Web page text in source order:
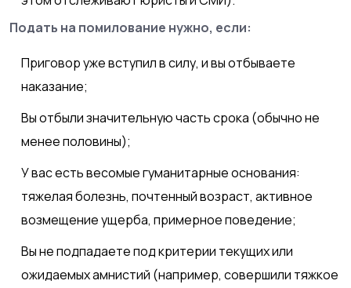
Подать на помилование нужно, если:
Приговор уже вступил в силу, и вы отбываете
наказание;
Вы отбыли значительную часть срока (обычно не
менее половины);
У вас есть весомые гуманитарные основания:
тяжелая болезнь, почтенный возраст, активное
возмещение ущерба, примерное поведение;
Вы не подпадаете под критерии текущих или
ожидаемых амнистий (например, совершили тяжкое